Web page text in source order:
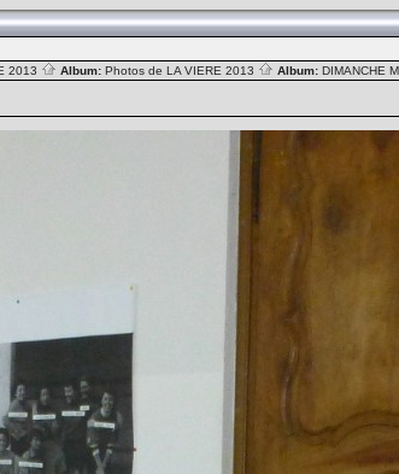
2013 Album: Photos de LA VIERE 2013 Album: DIMANCHE